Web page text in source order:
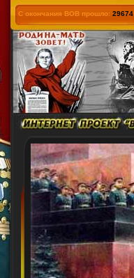
С окончания ВОВ прошло: 29674